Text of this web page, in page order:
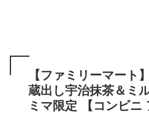
【ファミリーマート
蔵出し宇治抹茶＆ミ
ミマ限定 【コンビニ